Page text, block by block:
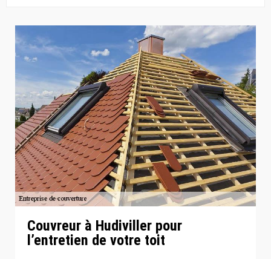
Couvreur à Hudiviller pour
l’entretien de votre toit